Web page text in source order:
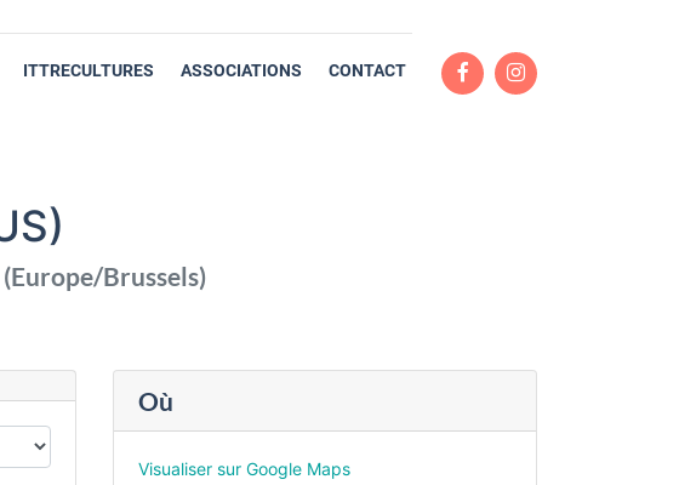
ITTRECULTURES ASSOCIATIONS CONTACT
(Europe/Brussels)
Où
Visualiser sur Google Maps